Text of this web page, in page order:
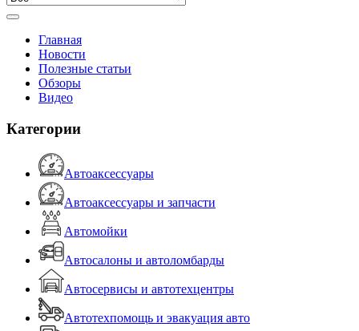
Главная
Новости
Полезные статьи
Обзоры
Видео
Категории
Автоаксессуары
Автоаксессуары и запчасти
Автомойки
Автосалоны и автоломбарды
Автосервисы и автотехцентры
Автотехпомощь и эвакуация авто